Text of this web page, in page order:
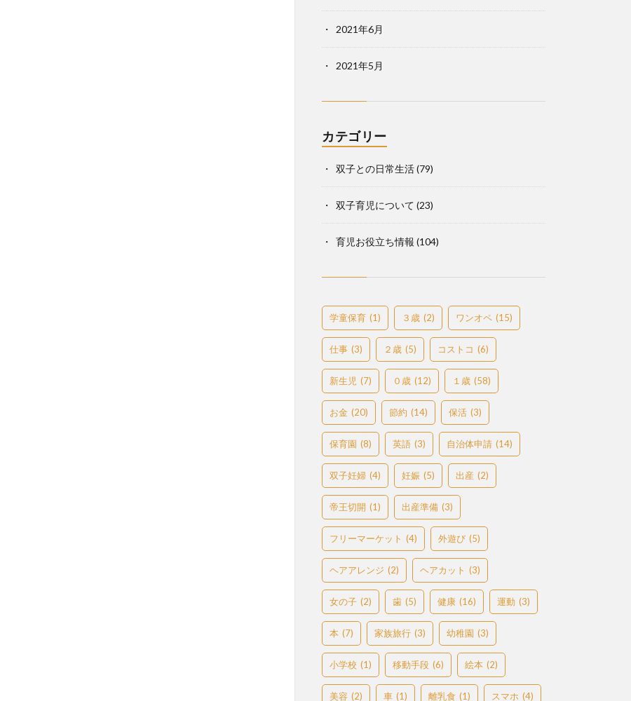
2021年6月
2021年5月
カテゴリー
双子との日常生活(79)
双子育児について (23)
育児お役立ち情報 (104)
学童保育 (1) ３歳 (2) ワンオペ (15)
仕事 (3) ２歳 (5) コストコ (6)
新生児 (7) ０歳 (12) １歳 (58)
お金 (20) 節約 (14) 保活 (3)
保育園 (8) 英語 (3) 自治体申請 (14)
双子妊婦 (4) 妊娠 (5) 出産 (2)
帝王切開 (1) 出産準備 (3)
フリーマーケット (4) 外遊び (5)
ヘアアレンジ (2) ヘアカット (3)
女の子 (2) 歯 (5) 健康 (16) 運動 (3)
本 (7) 家族旅行 (3) 幼稚園 (3)
小学校 (1) 移動手段 (6) 絵本 (2)
美容 (2) 車 (1) 離乳食 (1) スマホ (4)